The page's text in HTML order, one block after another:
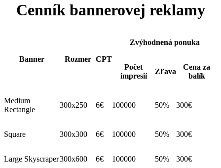
Cenník bannerovej reklamy
Banner Rozmer CPT
Zvýhodnená ponuka
Počet
impresií
Zľava
Cena za
balík
Medium
Rectangle
300x250 6€ 100000 50% 300€
Square 300x300 6€ 100000 50% 300€
Large Skyscraper300x600 6€ 100000 50% 300€